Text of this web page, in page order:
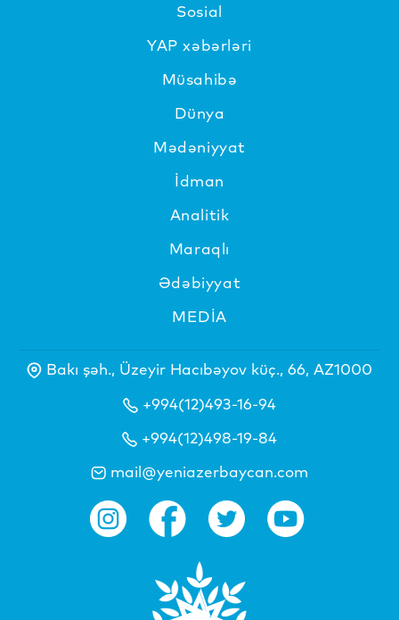
Sosial
YAP xəbərləri
Müsahibə
Dünya
Mədəniyyat
İdman
Analitik
Maraqlı
Ədəbiyyat
MEDİA
Bakı şəh., Üzeyir Hacıbəyov küç., 66, AZ1000
+994(12)493-16-94
+994(12)498-19-84
mail@yeniazerbaycan.com